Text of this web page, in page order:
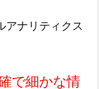
アナリティクス
で細かな情